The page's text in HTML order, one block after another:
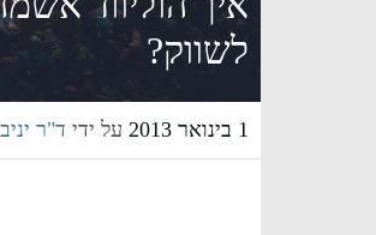
לשווק?
1 בינואר 2013 על ידי ד"ר